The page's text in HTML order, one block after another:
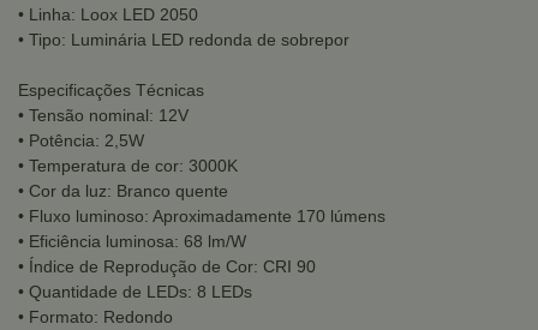
• Linha: Loox LED 2050
• Tipo: Luminária LED redonda de sobrepor
Especificações Técnicas
• Tensão nominal: 12V
• Potência: 2,5W
• Temperatura de cor: 3000K
• Cor da luz: Branco quente
• Fluxo luminoso: Aproximadamente 170 lúmens
• Eficiência luminosa: 68 lm/W
• Índice de Reprodução de Cor: CRI 90
• Quantidade de LEDs: 8 LEDs
• Formato: Redondo